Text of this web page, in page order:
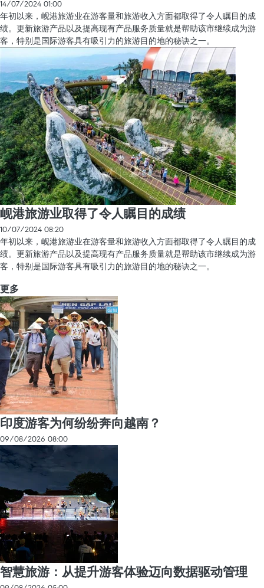
14/07/2024 01:00
年初以来，岘港旅游业在游客量和旅游收入方面都取得了令人瞩目的成
绩。更新旅游产品以及提高现有产品服务质量就是帮助该市继续成为游
客，特别是国际游客具有吸引力的旅游目的地的秘诀之一。
岘港旅游业取得了令人瞩目的成绩
10/07/2024 08:20
年初以来，岘港旅游业在游客量和旅游收入方面都取得了令人瞩目的成
绩。更新旅游产品以及提高现有产品服务质量就是帮助该市继续成为游
客，特别是国际游客具有吸引力的旅游目的地的秘诀之一。
更多
印度游客为何纷纷奔向越南？
09/08/2026 08:00
智慧旅游：从提升游客体验迈向数据驱动管理